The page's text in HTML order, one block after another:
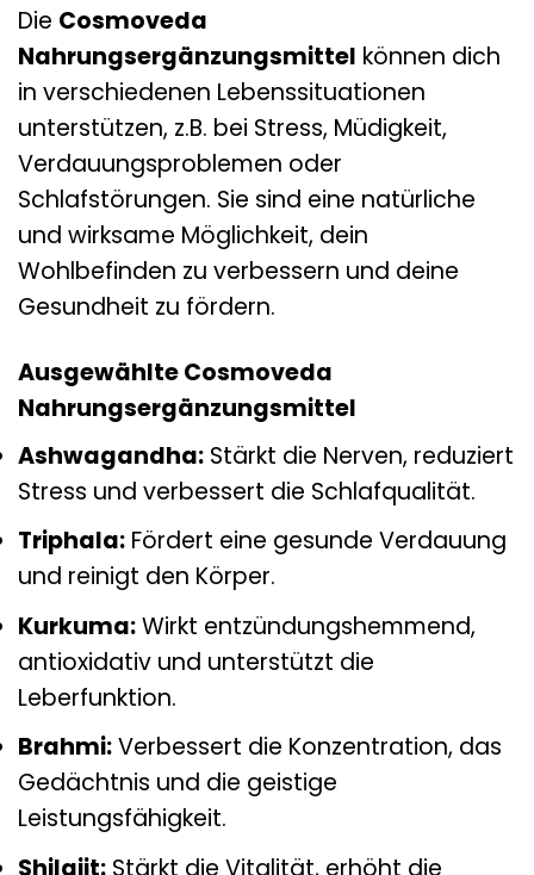
Die Cosmoveda
Nahrungsergänzungsmittel können dich
in verschiedenen Lebenssituationen
unterstützen, z.B. bei Stress, Müdigkeit,
Verdauungsproblemen oder
Schlafstörungen. Sie sind eine natürliche
und wirksame Möglichkeit, dein
Wohlbefinden zu verbessern und deine
Gesundheit zu fördern.
Ausgewählte Cosmoveda
Nahrungsergänzungsmittel
Ashwagandha: Stärkt die Nerven, reduziert
Stress und verbessert die Schlafqualität.
Triphala: Fördert eine gesunde Verdauung
und reinigt den Körper.
Kurkuma:Wirkt entzündungshemmend,
antioxidativ und unterstützt die
Leberfunktion.
Brahmi:Verbessert die Konzentration, das
Gedächtnis und die geistige
Leistungsfähigkeit.
Shilajit: Stärkt die Vitalität, erhöht die